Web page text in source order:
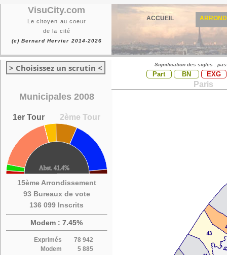
VisuCity.com
Le citoyen au coeur
de la cité
(c) Bernard Hervier 2014-2026
ACCUEIL
> Choisissez un scrutin <
Municipales 2008
1er Tour 2ème Tour
15ème Arrondissement
93 Bureaux de vote
136 099 Inscrits
Modem : 7.45%
Exprimés
78 942
Modem
5 885
Signification des sigles :
Part BN EXG
Paris